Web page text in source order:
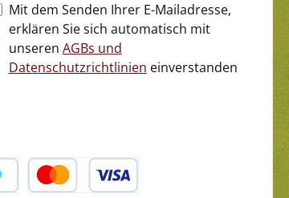
Mit dem Senden Ihrer E-Mailadresse,
erklären Sie sich automatisch mit
unseren AGBs und
Datenschutzrichtlinien einverstanden